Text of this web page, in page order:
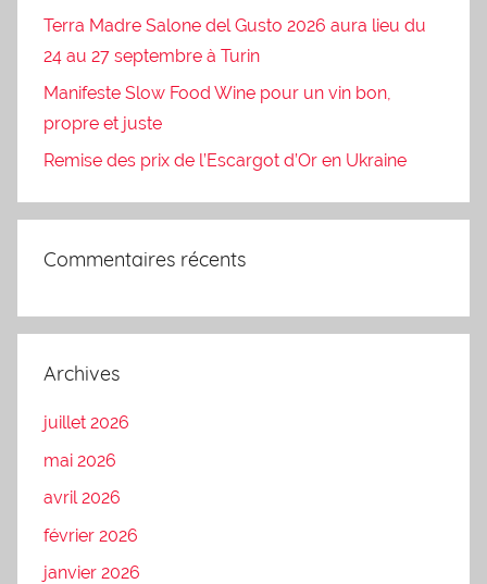
Terra Madre Salone del Gusto 2026 aura lieu du
24 au 27 septembre à Turin
Manifeste Slow Food Wine pour un vin bon,
propre et juste
Remise des prix de l’Escargot d’Or en Ukraine
Commentaires récents
Archives
juillet 2026
mai 2026
avril 2026
février 2026
janvier 2026